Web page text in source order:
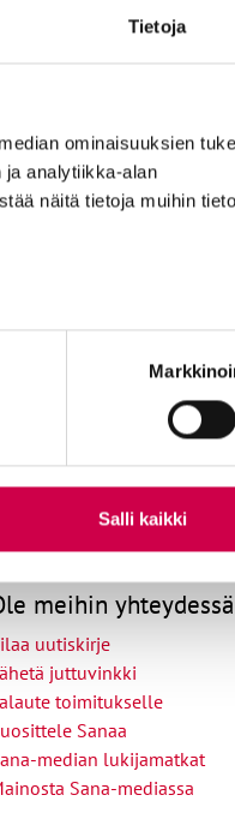
Tietoja
ominaisuuksien
analytiikka-alan
näitä tietoja muihin
Salli kaikki
meihin yhteydessä
uutiskirje
juttuvinkki
toimitukselle
Sanaa
median lukijamatkat
Sana-mediassa